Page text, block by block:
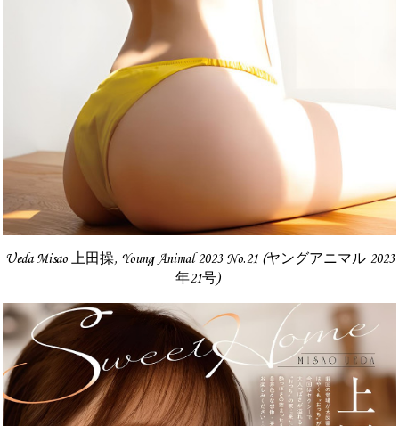
Ueda Misao 上田操, Young Animal 2023 No.21 (ヤングアニマル 2023
年21号)